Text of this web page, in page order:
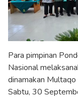
Para pimpinan
Nasional
dinamakan
Sabtu, 30